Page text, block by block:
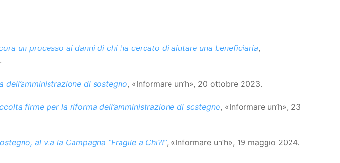
un processo ai danni di chi ha cercato di aiutare una beneficiaria,
dell’amministrazione di sostegno, «Informare un’h», 20 ottobre 2023.
firme per la riforma dell’amministrazione di sostegno, «Informare un’h», 23
al via la Campagna “Fragile a Chi?!”, «Informare un’h», 19 maggio 2024.